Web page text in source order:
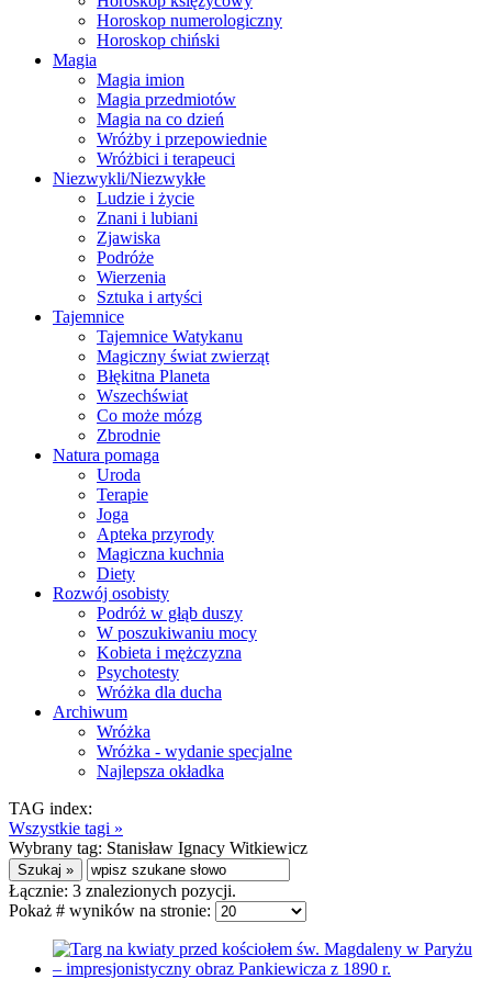
Horoskop numerologiczny
Horoskop chiński
Magia
Magia imion
Magia przedmiotów
Magia na co dzień
Wróżby i przepowiednie
Wróżbici i terapeuci
Niezwykli/Niezwykłe
Ludzie i życie
Znani i lubiani
Zjawiska
Podróże
Wierzenia
Sztuka i artyści
Tajemnice
Tajemnice Watykanu
Magiczny świat zwierząt
Błękitna Planeta
Wszechświat
Co może mózg
Zbrodnie
Natura pomaga
Uroda
Terapie
Joga
Apteka przyrody
Magiczna kuchnia
Diety
Rozwój osobisty
Podróż w głąb duszy
W poszukiwaniu mocy
Kobieta i mężczyzna
Psychotesty
Wróżka dla ducha
Archiwum
Wróżka
Wróżka - wydanie specjalne
Najlepsza okładka
TAG index:
Wszystkie tagi »
Wybrany tag: Stanisław Ignacy Witkiewicz
Łącznie: 3 znalezionych pozycji.
Pokaż # wyników na stronie: